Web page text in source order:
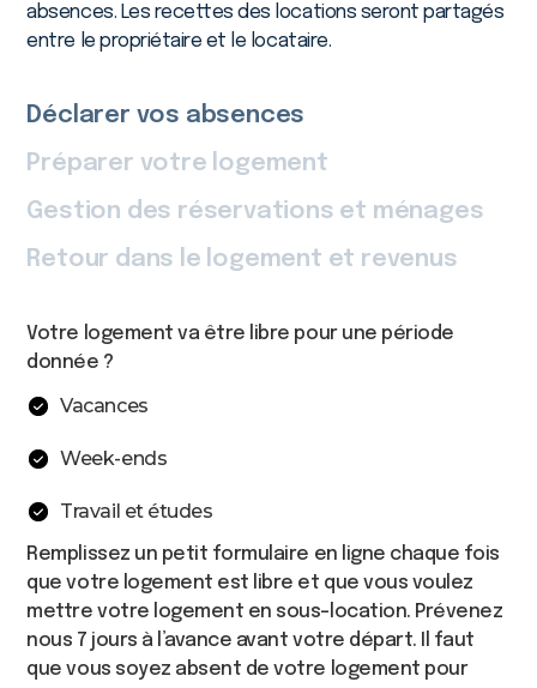
absences. Les recettes des locations seront partagés
entre le propriétaire et le locataire.
Déclarer vos absences
Préparer votre logement
Gestion des réservations et ménages
Retour dans le logement et revenus
Votre logement va être libre pour une période
donnée ?
Vacances
Week-ends
Travail et études
Remplissez un petit formulaire en ligne chaque fois
que votre logement est libre et que vous voulez
mettre votre logement en sous-location. Prévenez
nous 7 jours à l’avance avant votre départ. Il faut
que vous soyez absent de votre logement pour